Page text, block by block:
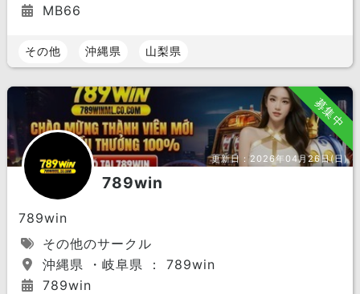
MB66
その他 沖縄県 山梨県
募集中
更新日：2026年04月26日(日)
789win
789win
その他のサークル
沖縄県 ・岐阜県 ： 789win
789win